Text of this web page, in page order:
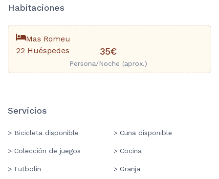
Habitaciones
Mas Romeu
22 Huéspedes
35€
Persona/Noche (aprox.)
Servicios
> Bicicleta disponible > Cuna disponible
> Colección de juegos > Cocina
> Futbolín > Granja